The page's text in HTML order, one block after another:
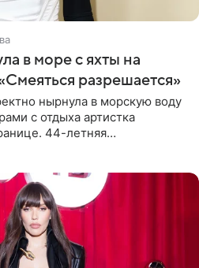
в море с яхты на
разрешается»
нырнула в морскую воду
с отдыха артистка
44-летняя